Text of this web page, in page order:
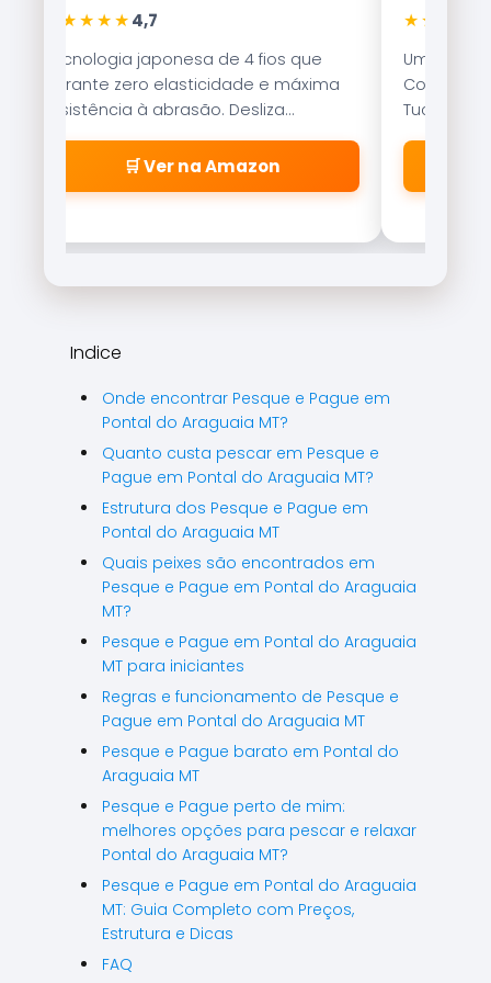
★★★★★4,7
Tecnologia japonesa de 4 fios que
garante zero elasticidade e máxima
resistência à abrasão. Desliza
suavemente pelos passadores.
🛒 Ver na Amazon
★★★★★
Uma das
Com
Tucunaré
qualquer
Indice
Onde encontrar Pesque e Pague em
Pontal do Araguaia MT?
Quanto custa pescar em Pesque e
Pague em Pontal do Araguaia MT?
Estrutura dos Pesque e Pague em
Pontal do Araguaia MT
Quais peixes são encontrados em
Pesque e Pague em Pontal do Araguaia
MT?
Pesque e Pague em Pontal do Araguaia
MT para iniciantes
Regras e funcionamento de Pesque e
Pague em Pontal do Araguaia MT
Pesque e Pague barato em Pontal do
Araguaia MT
Pesque e Pague perto de mim:
melhores opções para pescar e relaxar
Pontal do Araguaia MT?
Pesque e Pague em Pontal do Araguaia
MT: Guia Completo com Preços,
Estrutura e Dicas
FAQ